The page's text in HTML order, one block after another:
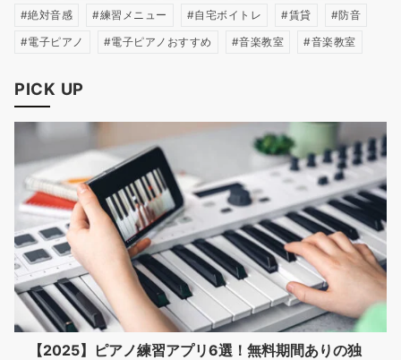
絶対音感
練習メニュー 自宅ボイトレ 賃貸
防音
電子ピアノ
電子ピアノおすすめ 音楽教室 音楽教室
PICK UP
【2025】ピアノ練習アプリ6選！無料期間ありの独